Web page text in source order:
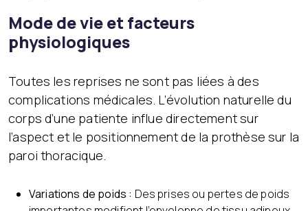
Mode de vie et facteurs
physiologiques
Toutes les reprises ne sont pas liées à des
complications médicales. L’évolution naturelle du
corps d’une patiente influe directement sur
l’aspect et le positionnement de la prothèse sur la
paroi thoracique.
Variations de poids : Des prises ou pertes de poids